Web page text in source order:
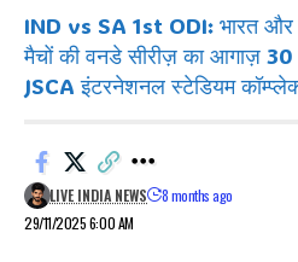
IND vs SA 1st ODI: भारत और
मैचों की वनडे सीरीज़ का आगाज़ 30
JSCA इंटरनेशनल स्टेडियम
29/11/2025 6:00 AM
LIVE INDIA NEWS 8 months ago